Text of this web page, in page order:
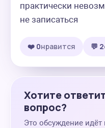
практически
не записаться
❤️ 0нравится 💬 2
Хотите
вопрос?
Это обсуждение